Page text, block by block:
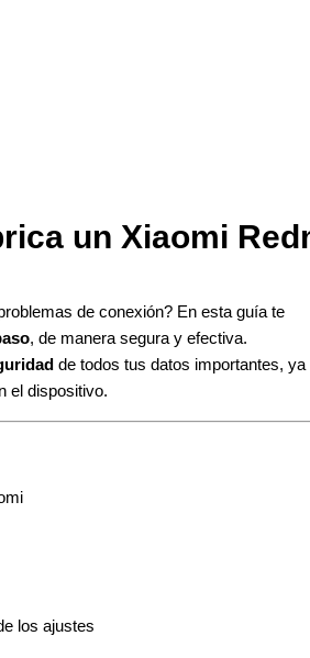
un Xiaomi
de conexión? En esta guía te
, de manera segura y efectiva.
de todos tus datos importantes, ya
el dispositivo.
los ajustes